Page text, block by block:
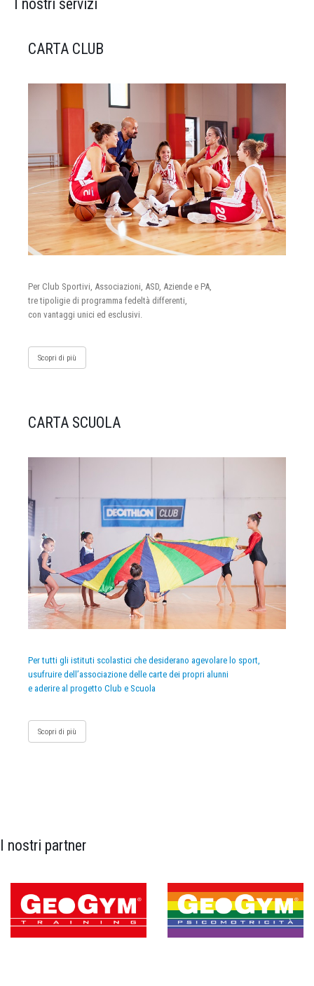
I nostri servizi
CARTA CLUB
Per Club Sportivi, Associazioni, ASD, Aziende e PA,
tre tipoligie di programma fedeltà differenti,
con vantaggi unici ed esclusivi.
Scopri di più
CARTA SCUOLA
Per tutti gli istituti scolastici che desiderano agevolare lo sport,
usufruire dell’associazione delle carte dei propri alunni
e aderire al progetto Club e Scuola
Scopri di più
I nostri partner